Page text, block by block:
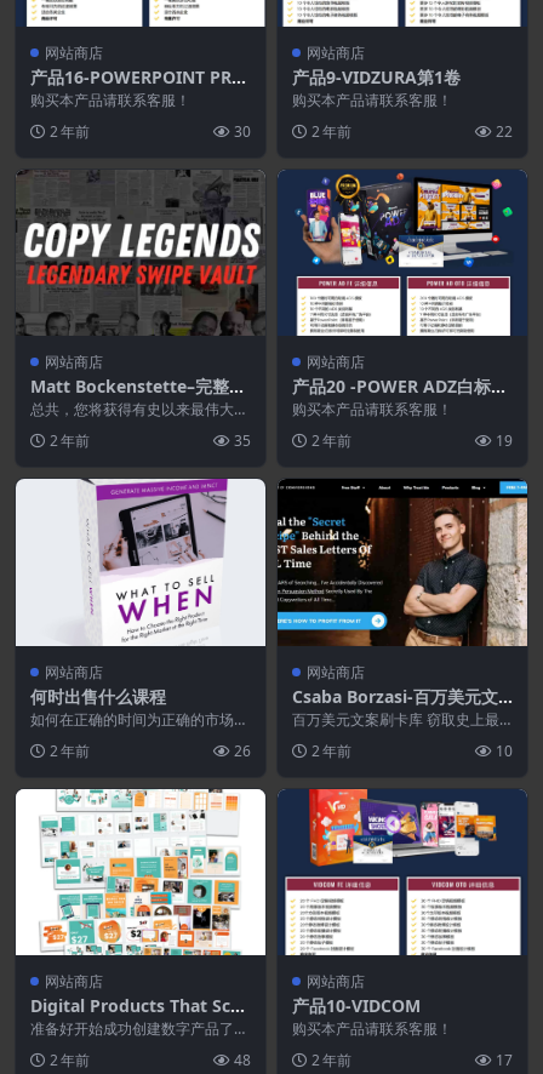
网站商店
产品16-POWERPOINT PRO
V2
购买本产品请联系客服！
2 年前
30
网站商店
产品9-VIDZURA第1卷
购买本产品请联系客服！
2 年前
22
网站商店
Matt Bockenstette–完整复
制传奇文案档案库+追加销售
总共，您将获得有史以来最伟大文
和销售信函…...
2 年前 35
网站商店
产品20 -POWER ADZ白标许
可证
购买本产品请联系客服！
2 年前
19
网站商店
何时出售什么课程
如何在正确的时间为正确的市场选
影响 （价值 197...
2 年前 26
网站商店
Csaba Borzasi-百万美元文
案刷卡图书馆
百万美元文案刷卡库 窃取史上最
的搜索……我 无...
2 年前 10
网站商店
Digital Products That Scal
e™ 模板
准备好开始成功创建数字产品了
模板就是...
2 年前 48
网站商店
产品10-VIDCOM
购买本产品请联系客服！
2 年前
17